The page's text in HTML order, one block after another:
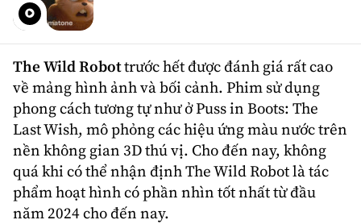
The Wild Robottrước hết được đánh giá rất cao
về mảng hình ảnh và bối cảnh. Phim sử dụng
phong cách tương tự như ở Puss in Boots: The
Last Wish, mô phỏng các hiệu ứng màu nước trên
nền không gian 3D thú vị. Cho đến nay, không
quá khi có thể nhận định The Wild Robot là tác
phẩm hoạt hình có phần nhìn tốt nhất từ đầu
năm 2024 cho đến nay.